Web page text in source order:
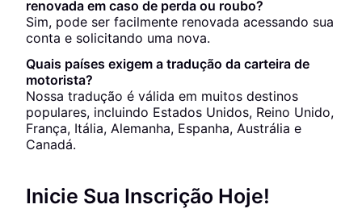
renovada em caso de perda ou roubo?
Sim, pode ser facilmente renovada acessando sua
conta e solicitando uma nova.
Quais países exigem a tradução da carteira de
motorista?
Nossa tradução é válida em muitos destinos
populares, incluindo Estados Unidos, Reino Unido,
França, Itália, Alemanha, Espanha, Austrália e
Canadá.
Inicie Sua Inscrição Hoje!